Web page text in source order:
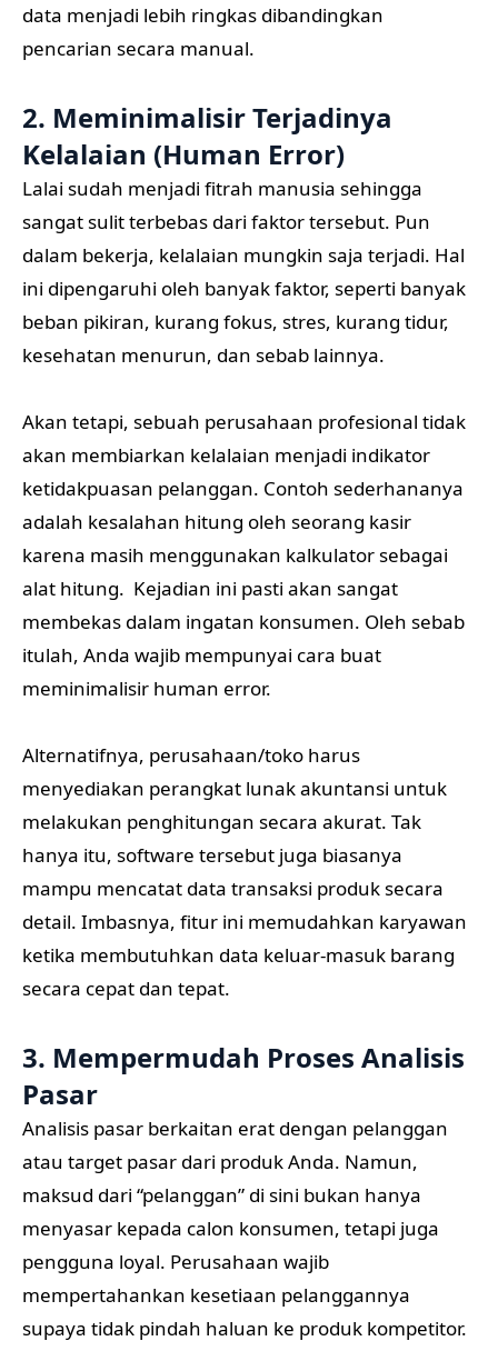
data menjadi lebih ringkas dibandingkan
pencarian secara manual.
2. Meminimalisir Terjadinya
Kelalaian (Human Error)
Lalai sudah menjadi fitrah manusia sehingga
sangat sulit terbebas dari faktor tersebut. Pun
dalam bekerja, kelalaian mungkin saja terjadi. Hal
ini dipengaruhi oleh banyak faktor, seperti banyak
beban pikiran, kurang fokus, stres, kurang tidur,
kesehatan menurun, dan sebab lainnya.
Akan tetapi, sebuah perusahaan profesional tidak
akan membiarkan kelalaian menjadi indikator
ketidakpuasan pelanggan. Contoh sederhananya
adalah kesalahan hitung oleh seorang kasir
karena masih menggunakan kalkulator sebagai
alat hitung. Kejadian ini pasti akan sangat
membekas dalam ingatan konsumen. Oleh sebab
itulah, Anda wajib mempunyai cara buat
meminimalisir human error.
Alternatifnya, perusahaan/toko harus
menyediakan perangkat lunak akuntansi untuk
melakukan penghitungan secara akurat. Tak
hanya itu, software tersebut juga biasanya
mampu mencatat data transaksi produk secara
detail. Imbasnya, fitur ini memudahkan karyawan
ketika membutuhkan data keluar-masuk barang
secara cepat dan tepat.
3. Mempermudah Proses Analisis
Pasar
Analisis pasar berkaitan erat dengan pelanggan
atau target pasar dari produk Anda. Namun,
maksud dari “pelanggan” di sini bukan hanya
menyasar kepada calon konsumen, tetapi juga
pengguna loyal. Perusahaan wajib
mempertahankan kesetiaan pelanggannya
supaya tidak pindah haluan ke produk kompetitor.